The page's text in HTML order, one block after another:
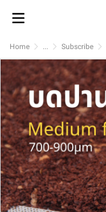
Home ... Subscribe